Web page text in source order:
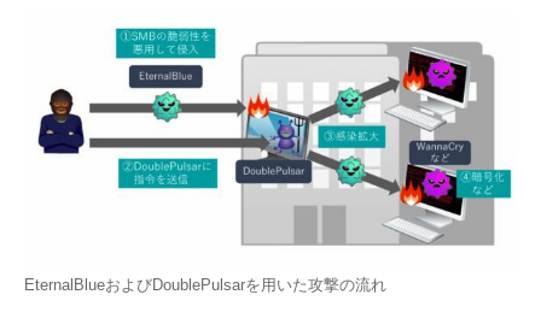
EternalBlueおよびDoublePulsarを用いた攻撃の流れ